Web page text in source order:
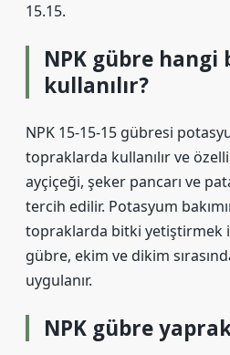
15.15.
NPK gübre
kullanılır?
NPK 15-15-15 gübresi
topraklarda kullanılır ve
ayçiçeği, şeker pancarı ve
tercih edilir. Potasyum
topraklarda bitki yetiştirmek
gübre, ekim ve dikim
uygulanır.
NPK gübre